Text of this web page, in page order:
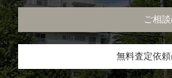
ご相
無料査定依